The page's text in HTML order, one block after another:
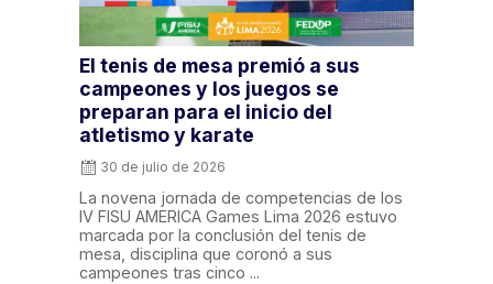
El tenis de mesa premió a sus
campeones y los juegos se
preparan para el inicio del
atletismo y karate
30 de julio de 2026
La novena jornada de competencias de los
IV FISU AMERICA Games Lima 2026 estuvo
marcada por la conclusión del tenis de
mesa, disciplina que coronó a sus
campeones tras cinco ...